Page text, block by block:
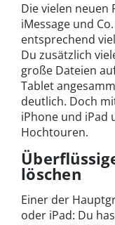
Die vielen neuen
iMessage und
entsprechend
Du zusätzlich
große Dateien
Tablet
deutlich. Doch
iPhone und iPad
Hochtouren.
löschen
Einer der
oder iPad: Du